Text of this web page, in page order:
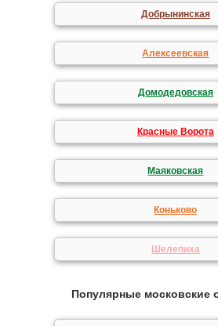
Добрынинская
Алексеевская
Домодедовская
Красные Ворота
Маяковская
Коньково
Шелепиха
Популярные московские